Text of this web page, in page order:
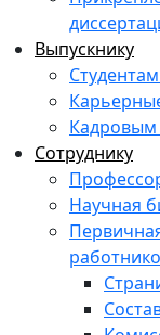
Выпускнику
Сотруднику
Научная